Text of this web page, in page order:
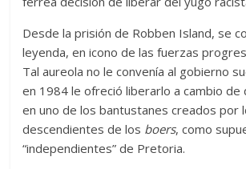
Desde la prisión de Robben Island, se
leyenda, en icono de las fuerzas
Tal aureola no le convenía al gobierno
en 1984 le ofreció liberarlo a cambio de
en uno de los bantustanes creados por
descendientes de los boers, como
“independientes” de Pretoria.